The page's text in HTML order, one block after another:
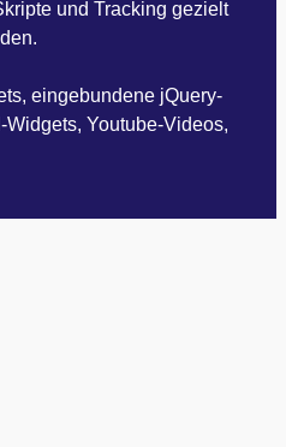
und Tracking gezielt
eingebundene jQuery-
Youtube-Videos,